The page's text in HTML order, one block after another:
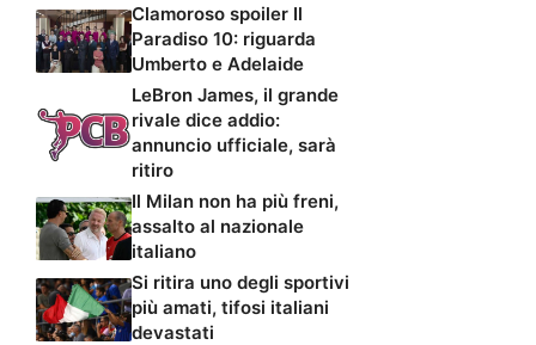
Clamoroso spoiler Il
Paradiso 10: riguarda
Umberto e Adelaide
LeBron James, il grande
rivale dice addio:
annuncio ufficiale, sarà
ritiro
Il Milan non ha più freni,
assalto al nazionale
italiano
Si ritira uno degli sportivi
più amati, tifosi italiani
devastati